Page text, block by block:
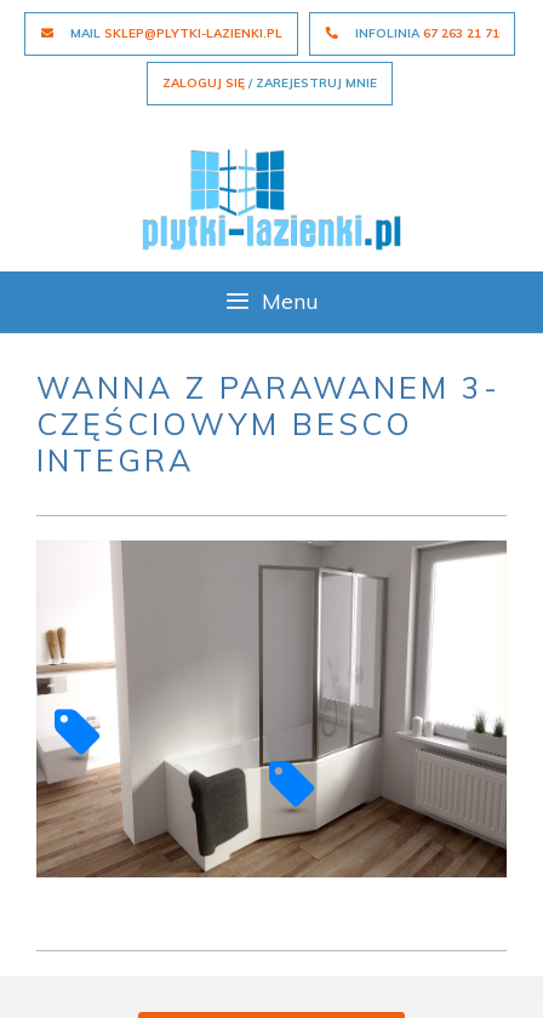
Skip
MAIL SKLEP@PLYTKI-LAZIENKI.PL INFOLINIA67 263 21 71
ZALOGUJ SIĘ / ZAREJESTRUJ MNIE
Menu
WANNA Z PARAWANEM 3-
CZĘŚCIOWYM BESCO
INTEGRA